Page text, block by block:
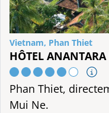
Vietnam, Phan Thiet
HÔTEL
Phan Thiet,
Mui Ne.